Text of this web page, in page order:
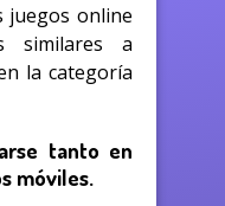
juegos online
similares a
la categoría
tanto en
móviles.